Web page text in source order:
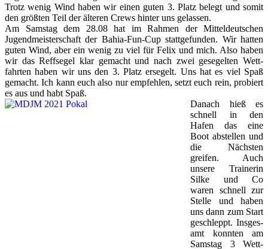
Trotz wenig Wind haben wir einen guten 3. Platz belegt und somit
den größten Teil der älteren Crews hinter uns gelassen.
Am Samstag dem 28.08 hat im Rahmen der Mitteldeutschen
Jugendmeisterschaft der Bahia-Fun-Cup stattgefunden. Wir hatten
guten Wind, aber ein wenig zu viel für Felix und mich. Also haben
wir das Reff­segel klar gemacht und nach zwei ge­segelten Wett­
fahrten haben wir uns den 3. Platz ersegelt. Uns hat es viel Spaß
gemacht. Ich kann euch also nur empfehlen, setzt euch rein, probiert
es aus und habt Spaß.
Danach hieß es
schnell in den
Hafen das eine
Boot ab­stellen und
die Nächsten
greifen. Auch
unsere Trainerin
Silke und Co
waren schnell zur
Stelle und haben
uns dann zum Start
geschleppt. Ins­ges­
amt konnten am
Samstag 3 Wett­